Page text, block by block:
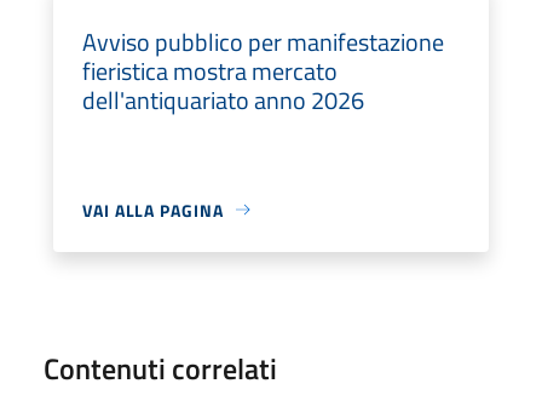
Avviso pubblico per manifestazione
fieristica mostra mercato
dell'antiquariato anno 2026
VAI ALLA PAGINA
Contenuti correlati